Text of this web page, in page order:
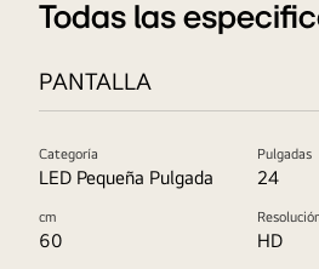
pared
Todas las
PANTALLA
Categoría
LED Pequeña Pulgada
Pulgadas
24
cm
60 HD